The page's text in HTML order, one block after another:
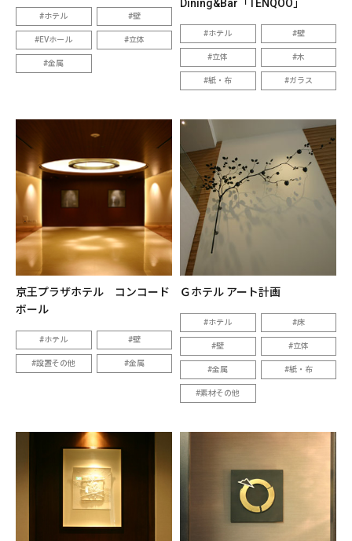
ホテル 壁
EVホール 立体
金属
Dining&Bar「TENQOO」
ホテル 壁
立体 木
紙・布 ガラス
京王プラザホテル コンコード
ボール
ホテル 壁
設置その他 金属
Ｇホテル アート計画
ホテル 床
壁 立体
金属 紙・布
素材その他